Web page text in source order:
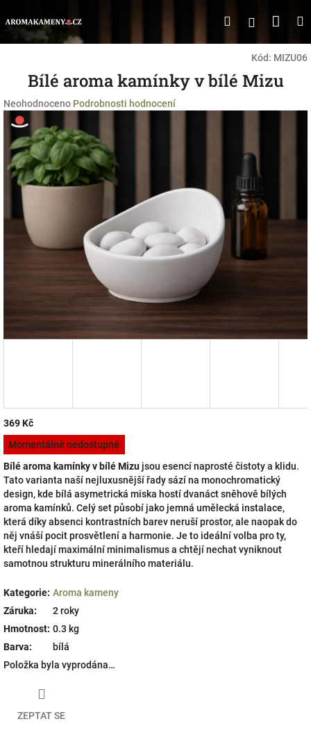
na
HledatPřihlášení
Kód: MIZU06
Bílé aroma kamínky v bílé Mizu
Průměrné
hodnocení
produktu
je
0,0
z
hvězdiček.
Neohodnoceno Podrobnosti hodnocení
369 Kč
Měrná
cena:
Momentálně nedostupné
Bílé aroma kamínky v bílé Mizu jsou esencí naprosté čistoty a klidu.
Tato varianta naší nejluxusnější řadysází na monochromatický
design, kde bílá asymetrická miska hostídvanáct sněhově bílých
aroma kamínků. Celý set působí jako jemná umělecká instalace,
která díky absenci kontrastních barev neruší prostor,ale naopak do
něj vnáší pocit prosvětlení a harmonie. Je to ideální volba pro ty,
kteří hledají maximální minimalismus a chtějí nechat vyniknout
samotnou strukturu minerálního materiálu.
Kategorie: Aroma kameny
Záruka:
2 roky
Hmotnost: 0.3 kg
Barva:
bílá
Položka byla vyprodána…
ZEPTAT SE